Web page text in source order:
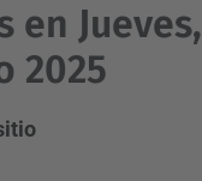
en Jueves,
2025